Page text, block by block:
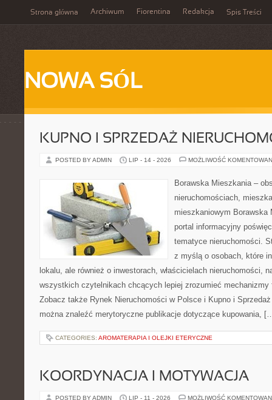
Strona główna Archiwum Fiorentina Redakcja Spis Treści
NOWA SÓL
KUPNO I SPRZEDAŻ
POSTED BY ADMIN LIP - 14 - 2026 MOŻLIWOŚĆ
Borawska Mieszkania –
nieruchomościach,
mieszkaniowym Borawska
portal informacyjny
tematyce nieruchomości.
z myślą o osobach, które
lokalu, ale również o inwestorach, właścicielach nieruchomości,
wszystkich czytelnikach chcących lepiej zrozumieć mechanizmy
Zobacz także Rynek Nieruchomości w Polsce i Kupno i
można znaleźć merytoryczne publikacje dotyczące kupowania,
CATEGORIES: AROMATERAPIA I OLEJKI ETERYCZNE
KOORDYNACJA I MOTYWACJA
POSTED BY ADMIN LIP - 11 - 2026 MOŻLIWOŚĆ